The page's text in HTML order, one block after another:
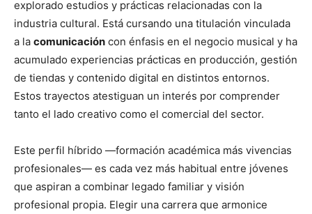
explorado estudios y prácticas relacionadas con la
industria cultural. Está cursando una titulación vinculada
a la comunicación con énfasis en el negocio musical y ha
acumulado experiencias prácticas en producción, gestión
de tiendas y contenido digital en distintos entornos.
Estos trayectos atestiguan un interés por comprender
tanto el lado creativo como el comercial del sector.
Este perfil híbrido —formación académica más vivencias
profesionales— es cada vez más habitual entre jóvenes
que aspiran a combinar legado familiar y visión
profesional propia. Elegir una carrera que armonice